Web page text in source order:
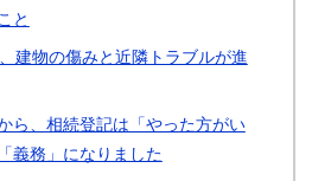
と
建物の傷みと近隣トラブルが進
ら、相続登記は「やった方がい
義務」になりました